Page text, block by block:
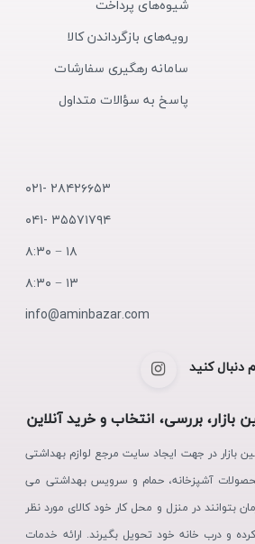
شیوه‌های پرداخت
رویه‌های بازگرداندن کالا
سامانه رهگیری سفارشات
پاسخ به سؤالات متداول
۲۸۴۲۶۶۵۳ -۰۲۱
۳۵۵۷۱۷۹۴ -۰۴۱
۱۸ − ۸:۳۰
۱۳ − ۸:۳۰
info@aminbazar.com
دنبال کنید
بازار، بررسی، انتخاب و خرید آنلاین
بازار در جهت ایجاد سایت مرجع لوازم بهداشتی
آشپزخانه، حمام و سرویس بهداشتی می
بتوانند در منزل و محل کار خود کالای مورد نظر
و درب خانه خود تحویل بگیرند. ارائه خدمات